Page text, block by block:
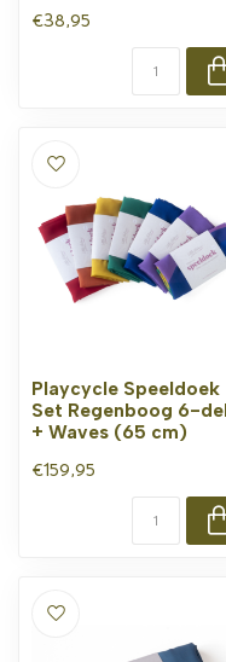
€38,95
Playcycle Speeldoek
Set Regenboog 6-
+ Waves (65 cm)
€159,95